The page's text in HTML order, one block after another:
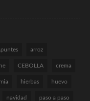
arroz
CEBOLLA crema
hierbas huevo
navidad paso a paso